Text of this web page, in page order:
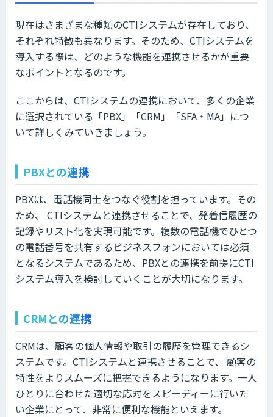
現在はさまざまな種類のCTIシステムが存在しており、
それぞれ特徴も異なります。そのため、CTIシステムを
導入する際は、どのような機能を連携させるかが重要
なポイントとなるのです。
ここからは、CTIシステムの連携において、多くの企業
に選択されている「PBX」「CRM」「SFA・MA」につ
いて詳しくみていきましょう。
PBXとの連携
PBXは、電話機同士をつなぐ役割を担っています。その
ため、 CTIシステムと連携させることで、発着信履歴の
記録やリスト化を実現可能です。複数の電話機でひとつ
の電話番号を共有するビジネスフォンにおいては必須
となるシステムであるため、PBXとの連携を前提にCTI
システム導入を検討していくことが大切になります。
CRMとの連携
CRMは、顧客の個人情報や取引の履歴を管理できるシ
ステムです。CTIシステムと連携させることで、 顧客の
特性をよりスムーズに把握できるようになります。一人
ひとりに合わせた適切な応対をスピーディーに行いた
い企業にとって、非常に便利な機能といえます。